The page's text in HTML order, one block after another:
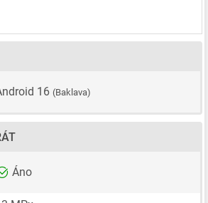
16 (Baklava)
Áno